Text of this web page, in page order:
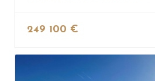
249 100 €